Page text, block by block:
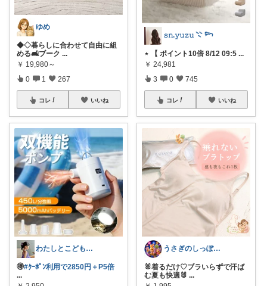
ゆめ
◆◇暮らしに合わせて自由に組
める🛋️ブーク ...
￥ 19,980～
0 1 267
コレ いいね
わたしとこどもの好きメモ 🧺
🉐#ｸｰﾎﾟﾝ利用で2850円＋P5倍
...
𝚜𝚗.𝚢𝚞𝚣𝚞 𓇢 𓆸
⋆ 【 ポイント10倍 8/12 09:5 ...
￥ 24,981
3 0 745
コレ いいね
うさぎのしっぽ43🐰2児の母👧朝コレ
🐰着るだけ♡ブラいらずで汗ば
む夏も快適🐰 ...